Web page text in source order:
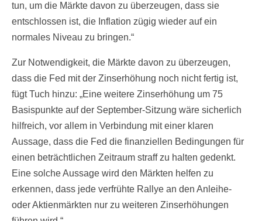
tun, um die Märkte davon zu überzeugen, dass sie
entschlossen ist, die Inflation zügig wieder auf ein
normales Niveau zu bringen.“
Zur Notwendigkeit, die Märkte davon zu überzeugen,
dass die Fed mit der Zinserhöhung noch nicht fertig ist,
fügt Tuch hinzu: „Eine weitere Zinserhöhung um 75
Basispunkte auf der September-Sitzung wäre sicherlich
hilfreich, vor allem in Verbindung mit einer klaren
Aussage, dass die Fed die finanziellen Bedingungen für
einen beträchtlichen Zeitraum straff zu halten gedenkt.
Eine solche Aussage wird den Märkten helfen zu
erkennen, dass jede verfrühte Rallye an den Anleihe-
oder Aktienmärkten nur zu weiteren Zinserhöhungen